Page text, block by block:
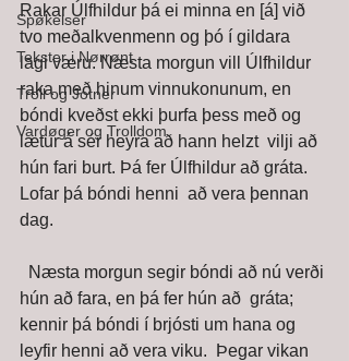
Spøkelser
Tekster i Nørrønt
Troll og Jotner
Vardøger og Trolldom
Rakar Úlfhildur þá ei minna en [á] við
tvo meðalkvenmenn og þó í gildara
lagi væru. Næsta morgun vill Úlfhildur
raka með hinum vinnukonunum, en
bóndi kveðst ekki þurfa þess með og
lætur á sér heyra að hann helzt  vilji að
hún fari burt. Þá fer Úlfhildur að gráta.
Lofar þá bóndi henni  að vera þennan
dag.
hún að fara, en þá fer hún að  gráta;
kennir þá bóndi í brjósti um hana og
leyfir henni að vera viku.  Þegar vikan